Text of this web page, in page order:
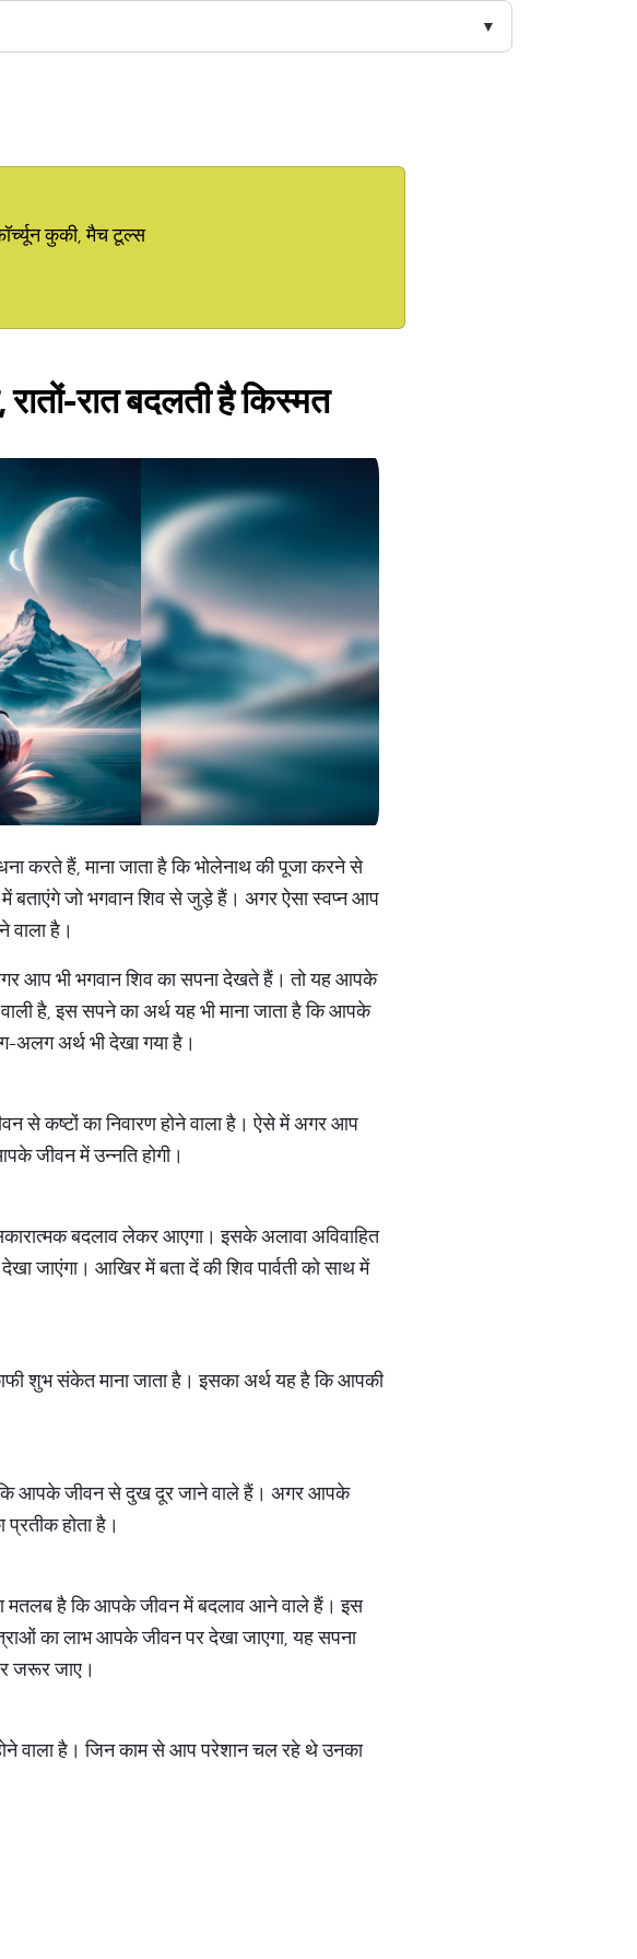
कुकी, मैच टूल्स
रात बदलती है किस्मत
करते हैं, माना जाता है कि भोलेनाथ की पूजा करने से
जो भगवान शिव से जुड़े हैं। अगर ऐसा स्वप्न आप
है।
आप भी भगवान शिव का सपना देखते हैं। तो यह आपके
है, इस सपने का अर्थ यह भी माना जाता है कि आपके
अलग अर्थ भी देखा गया है।
से कष्टों का निवारण होने वाला है। ऐसे में अगर आप
जीवन में उन्नति होगी।
बदलाव लेकर आएगा। इसके अलावा अविवाहित
जाएंगा। आखिर में बता दें की शिव पार्वती को साथ में
शुभ संकेत माना जाता है। इसका अर्थ यह है कि आपकी
कि आपके जीवन से दुख दूर जाने वाले हैं। अगर आपके
होता है।
मतलब है कि आपके जीवन में बदलाव आने वाले हैं। इस
का लाभ आपके जीवन पर देखा जाएगा, यह सपना
जरूर जाए।
वाला है। जिन काम से आप परेशान चल रहे थे उनका